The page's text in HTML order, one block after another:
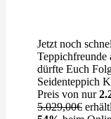
Jetzt noch
Teppichfreunde
dürfte Euch
Seidenteppich
Preis von nur
5.029,00€